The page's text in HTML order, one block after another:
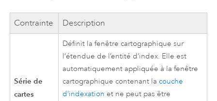
Contrainte Description
Série de
cartes
Définit la fenêtre cartographique sur
l’étendue de l’entité d’index. Elle est
automatiquement appliquée à la fenêtre
cartographique contenant la couche
d’indexation et ne peut pas être